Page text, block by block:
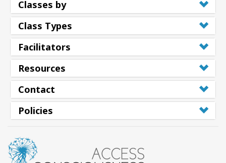
Classes by
Class Types
Facilitators
Resources
Contact
Policies